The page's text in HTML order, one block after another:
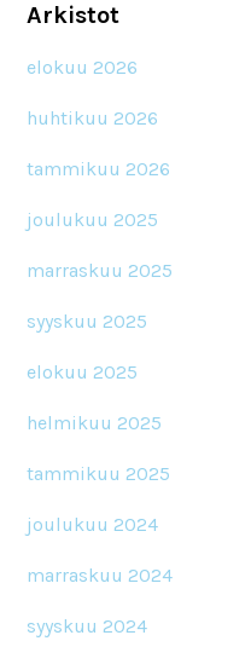
Arkistot
elokuu 2026
huhtikuu 2026
tammikuu 2026
joulukuu 2025
marraskuu 2025
syyskuu 2025
elokuu 2025
helmikuu 2025
tammikuu 2025
joulukuu 2024
marraskuu 2024
syyskuu 2024